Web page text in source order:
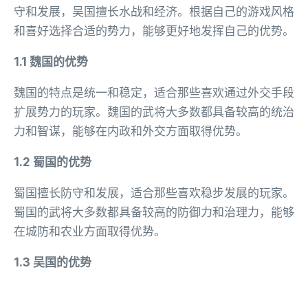
守和发展，吴国擅长水战和经济。根据自己的游戏风格
和喜好选择合适的势力，能够更好地发挥自己的优势。
1.1 魏国的优势
魏国的特点是统一和稳定，适合那些喜欢通过外交手段
扩展势力的玩家。魏国的武将大多数都具备较高的统治
力和智谋，能够在内政和外交方面取得优势。
1.2 蜀国的优势
蜀国擅长防守和发展，适合那些喜欢稳步发展的玩家。
蜀国的武将大多数都具备较高的防御力和治理力，能够
在城防和农业方面取得优势。
1.3 吴国的优势